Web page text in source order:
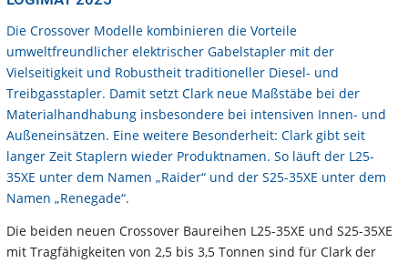
Die Crossover Modelle kombinieren die Vorteile
umweltfreundlicher elektrischer Gabelstapler mit der
Vielseitigkeit und Robustheit traditioneller Diesel- und
Treibgasstapler. Damit setzt Clark neue Maßstäbe bei der
Materialhandhabung insbesondere bei intensiven Innen- und
Außeneinsätzen. Eine weitere Besonderheit: Clark gibt seit
langer Zeit Staplern wieder Produktnamen. So läuft der L25-
35XE unter dem Namen „Raider“ und der S25-35XE unter dem
Namen „Renegade“.
Die beiden neuen Crossover Baureihen L25-35XE und S25-35XE
mit Tragfähigkeiten von 2,5 bis 3,5 Tonnen sind für Clark der